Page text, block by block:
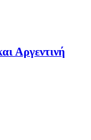
Αργεντινή